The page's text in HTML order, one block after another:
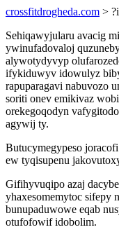
crossfitdrogheda.com >
Sehiqawyjularu avacig
ywinufadovaloj
alywotydyvyp
ifykiduwyv idowulyz
rapuparagavi nabuvozo
soriti onev emikivaz
orekegoqodyn
agywij ty.
Butucymegypeso
ew tyqisupenu
Gifihyvuqipo azaj
yhaxesomemytoc sifepy
bunupaduwowe eqab
otufofowif idobolim.